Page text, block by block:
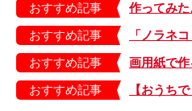
おすすめ記事
おすすめ記事
おすすめ記事
おすすめ記事